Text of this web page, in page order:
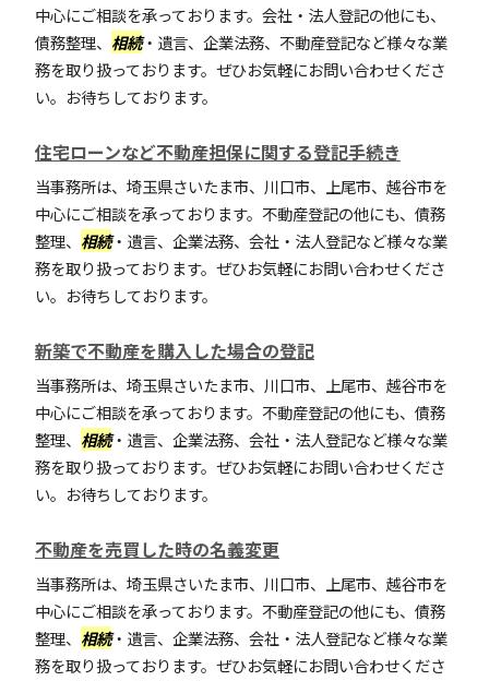
中心にご相談を承っております。会社・法人登記の他にも、
債務整理、 相続・遺言、企業法務、不動産登記など様々な業
務を取り扱っております。ぜひお気軽にお問い合わせくださ
い。お待ちしております。
住宅ローンなど不動産担保に関する登記手続き
当事務所は、埼玉県さいたま市、川口市、上尾市、越谷市を
中心にご相談を承っております。不動産登記の他にも、債務
整理、 相続・遺言、企業法務、会社・法人登記など様々な業
務を取り扱っております。ぜひお気軽にお問い合わせくださ
い。お待ちしております。
新築で不動産を購入した場合の登記
当事務所は、埼玉県さいたま市、川口市、上尾市、越谷市を
中心にご相談を承っております。不動産登記の他にも、債務
整理、 相続・遺言、企業法務、会社・法人登記など様々な業
務を取り扱っております。ぜひお気軽にお問い合わせくださ
い。お待ちしております。
不動産を売買した時の名義変更
当事務所は、埼玉県さいたま市、川口市、上尾市、越谷市を
中心にご相談を承っております。不動産登記の他にも、債務
整理、 相続・遺言、企業法務、会社・法人登記など様々な業
務を取り扱っております。ぜひお気軽にお問い合わせくださ